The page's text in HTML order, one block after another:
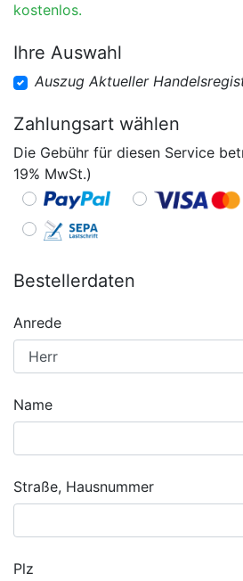
kostenlos.
Ihre Auswahl
Auszug Aktueller
Zahlungsart wählen
Die Gebühr für diesen Service
19% MwSt.)
Bestellerdaten
Anrede
Name
Straße, Hausnummer
Plz